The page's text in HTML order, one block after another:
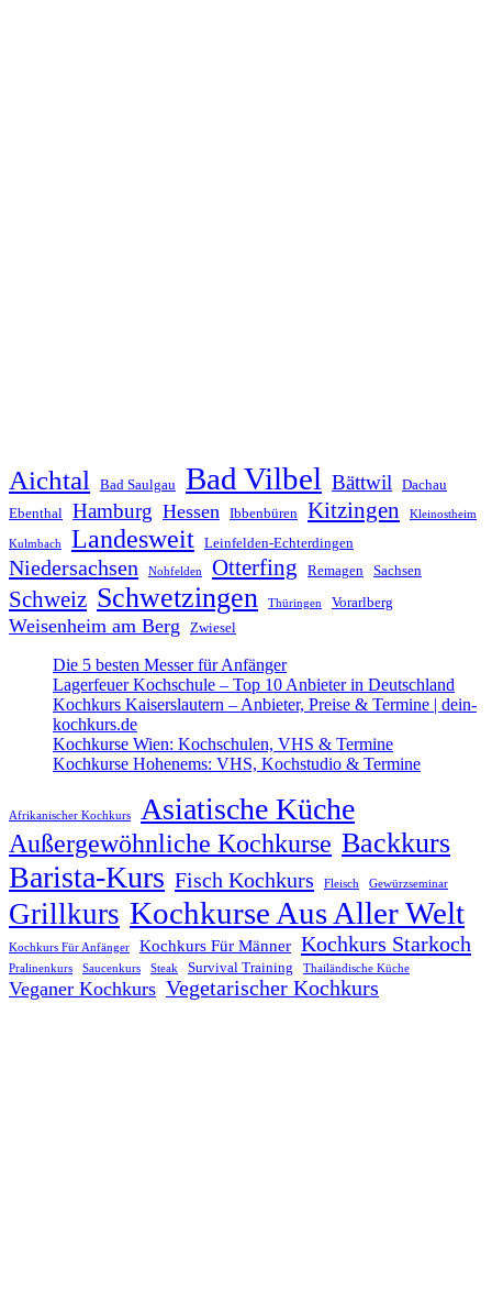
Aichtal Bad Saulgau Bad Vilbel Bättwil
Dachau
Ebenthal
Hamburg Hessen Ibbenbüren Kitzingen Kleinostheim
Kulmbach Landesweit Leinfelden-Echterdingen
Niedersachsen Nohfelden Otterfing Remagen Sachsen
Schweiz Schwetzingen Thüringen Vorarlberg
Weisenheim am Berg Zwiesel
Die 5 besten Messer für Anfänger
Lagerfeuer Kochschule – Top 10 Anbieter in Deutschland
Kochkurs Kaiserslautern – Anbieter, Preise & Termine | dein-
kochkurs.de
Kochkurse Wien: Kochschulen, VHS & Termine
Kochkurse Hohenems: VHS, Kochstudio & Termine
Afrikanischer Kochkurs Asiatische Küche
Außergewöhnliche Kochkurse Backkurs
Barista-Kurs Fisch Kochkurs Fleisch Gewürzseminar
Grillkurs Kochkurse Aus Aller Welt
Kochkurs Für Anfänger Kochkurs Für Männer Kochkurs Starkoch
Pralinenkurs Saucenkurs Steak Survival Training Thailändische Küche
Veganer Kochkurs Vegetarischer Kochkurs